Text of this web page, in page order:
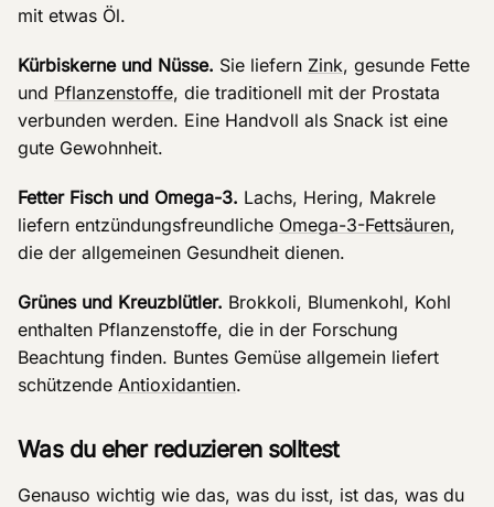
mit etwas Öl.
Kürbiskerne und Nüsse. Sie liefern Zink, gesunde Fette
und Pflanzenstoffe, die traditionell mit der Prostata
verbunden werden. Eine Handvoll als Snack ist eine
gute Gewohnheit.
Fetter Fisch und Omega-3. Lachs, Hering, Makrele
liefern entzündungsfreundliche Omega-3-Fettsäuren,
die der allgemeinen Gesundheit dienen.
Grünes und Kreuzblütler. Brokkoli, Blumenkohl, Kohl
enthalten Pflanzenstoffe, die in der Forschung
Beachtung finden. Buntes Gemüse allgemein liefert
schützende Antioxidantien.
Was du eher reduzieren solltest
Genauso wichtig wie das, was du isst, ist das, was du